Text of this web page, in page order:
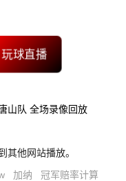
玩球直播
山队 全场录像回放
其他网站播放。
加纳 冠军赔率计算